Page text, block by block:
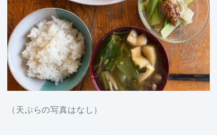
（天ぷらの写真はなし）